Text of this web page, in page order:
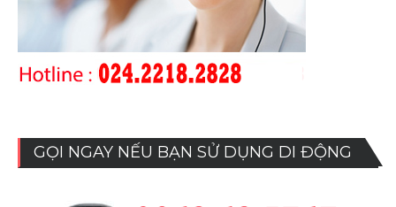
GỌI NGAY NẾU BẠN SỬ DỤNG DI ĐỘNG